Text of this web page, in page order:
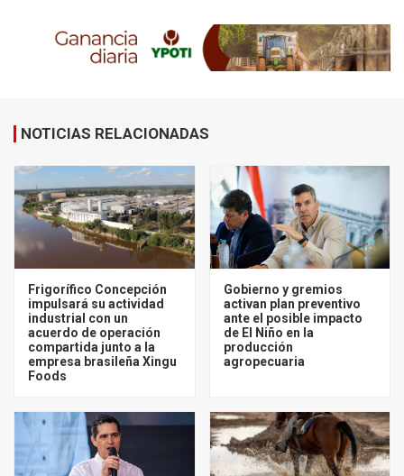
NOTICIAS RELACIONADAS
Frigorífico Concepción
impulsará su actividad
industrial con un
acuerdo de operación
compartida junto a la
empresa brasileña Xingu
Foods
Gobierno y gremios
activan plan preventivo
ante el posible impacto
de El Niño en la
producción
agropecuaria